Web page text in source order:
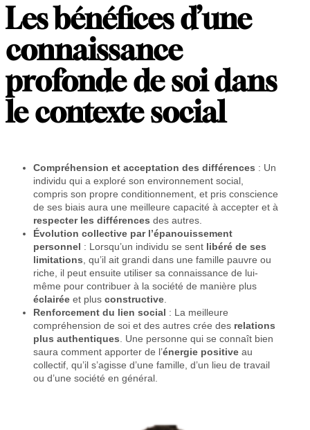
Les bénéfices d’une
connaissance
profonde de soi dans
le contexte social
Compréhension et acceptation des différences : Un
individu qui a exploré son environnement social,
compris son propre conditionnement, et pris conscience
de ses biais aura une meilleure capacité à accepter et à
respecter les différences des autres.
Évolution collective par l’épanouissement
personnel : Lorsqu’un individu se sent libéré de ses
limitations, qu’il ait grandi dans une famille pauvre ou
riche, il peut ensuite utiliser sa connaissance de lui-
même pour contribuer à la société de manière plus
éclairée et plus constructive.
Renforcement du lien social : La meilleure
compréhension de soi et des autres crée des relations
plus authentiques. Une personne qui se connaît bien
saura comment apporter de l’énergie positive au
collectif, qu’il s’agisse d’une famille, d’un lieu de travail
ou d’une société en général.